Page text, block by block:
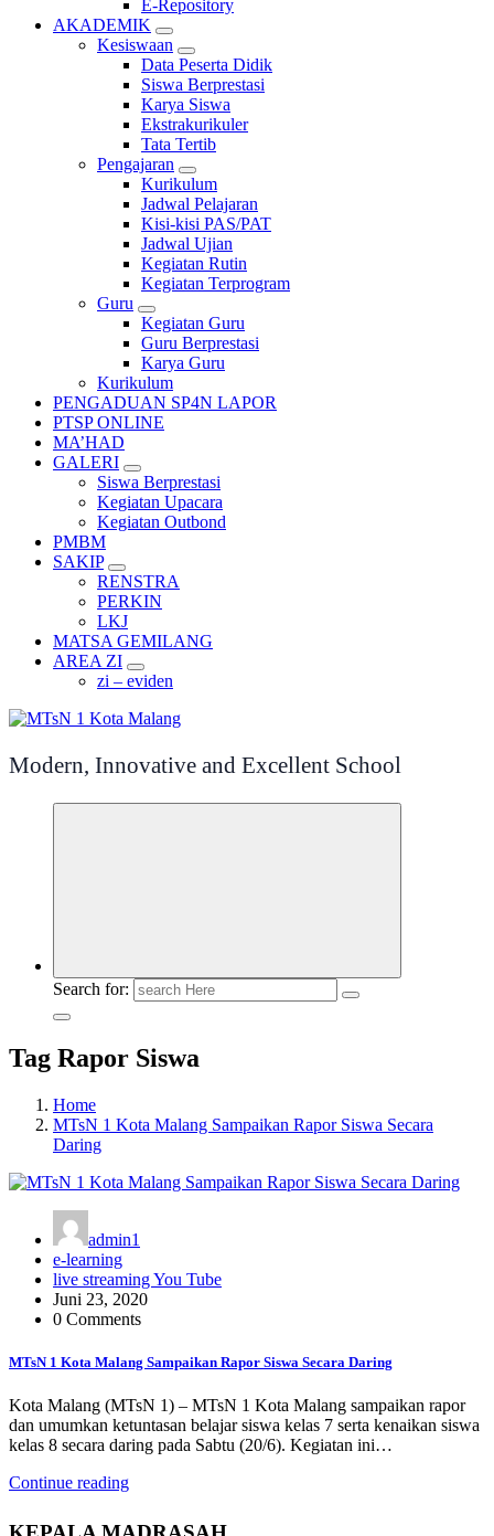
E-Repository
AKADEMIK
Kesiswaan
Data Peserta Didik
Siswa Berprestasi
Karya Siswa
Ekstrakurikuler
Tata Tertib
Pengajaran
Kurikulum
Jadwal Pelajaran
Kisi-kisi PAS/PAT
Jadwal Ujian
Kegiatan Rutin
Kegiatan Terprogram
Guru
Kegiatan Guru
Guru Berprestasi
Karya Guru
Kurikulum
PENGADUAN SP4N LAPOR
PTSP ONLINE
MA’HAD
GALERI
Siswa Berprestasi
Kegiatan Upacara
Kegiatan Outbond
PMBM
SAKIP
RENSTRA
PERKIN
LKJ
MATSA GEMILANG
AREA ZI
zi – eviden
Modern, Innovative and Excellent School
Search for:
Tag Rapor Siswa
Home
MTsN 1 Kota Malang Sampaikan Rapor Siswa Secara
Daring
admin1
e-learning
live streaming You Tube
Juni 23, 2020
0 Comments
MTsN 1 Kota Malang Sampaikan Rapor Siswa Secara Daring
Kota Malang (MTsN 1) – MTsN 1 Kota Malang sampaikan rapor
dan umumkan ketuntasan belajar siswa kelas 7 serta kenaikan siswa
kelas 8 secara daring pada Sabtu (20/6). Kegiatan ini…
Continue reading